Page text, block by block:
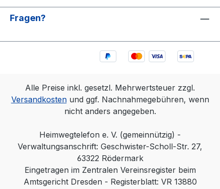
Fragen?
Alle Preise inkl. gesetzl. Mehrwertsteuer zzgl.
Versandkostenund ggf. Nachnahmegebühren, wenn
nicht anders angegeben.
Heimwegtelefon e. V. (gemeinnützig) -
Verwaltungsanschrift: Geschwister-Scholl-Str. 27,
63322 Rödermark
Eingetragen im Zentralen Vereinsregister beim
Amtsgericht Dresden - Registerblatt: VR 13880